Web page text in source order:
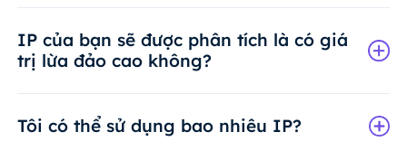
IP của bạn sẽ được phân tích là có giá
trị lừa đảo cao không?
Tôi có thể sử dụng bao nhiêu IP?